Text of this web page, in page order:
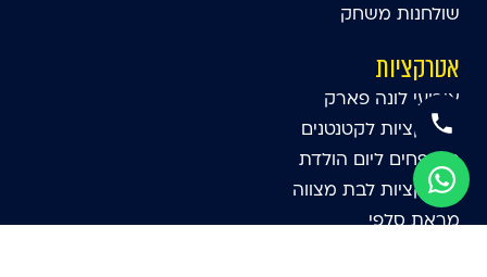
שולחנות משחק
אטרקציות
אירועי לונה פארק
אטרקציות לקטנטנים
מתנפחים ליום הולדת
אטרקציות לבת מצווה
מראת סלפי